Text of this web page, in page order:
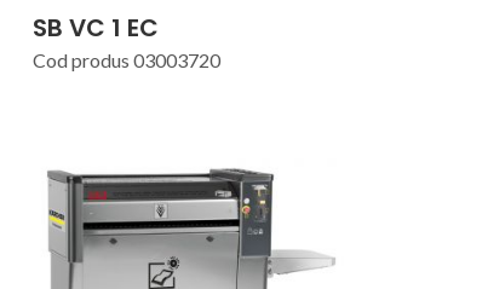
SB VC 1 EC
Cod produs 03003720